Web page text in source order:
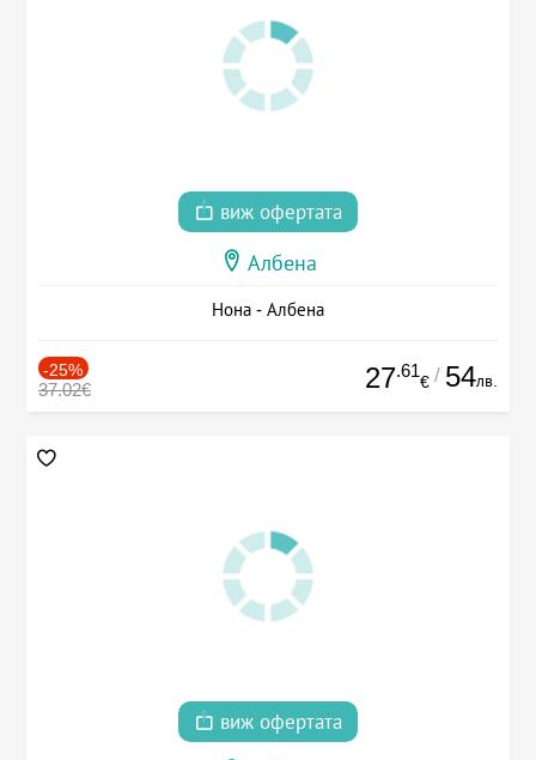
виж офертата
Албена
Нона - Албена
-25%
37.02€ 27.61
€ / 54лв.
виж офертата